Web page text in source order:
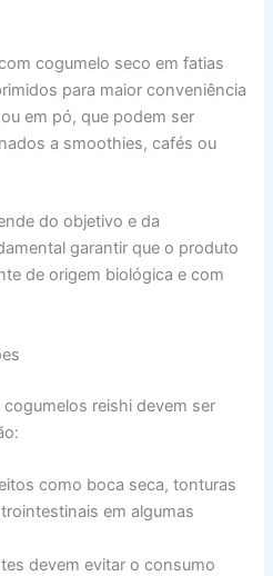
cogumelo seco em fatias
para maior conveniência
em pó, que podem ser
a smoothies, cafés ou
do objetivo e da
garantir que o produto
de origem biológica e com
reishi devem ser
como boca seca, tonturas
em algumas
devem evitar o consumo